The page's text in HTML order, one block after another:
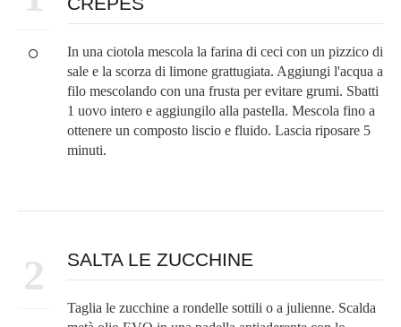
In una ciotola mescola la farina di ceci con un pizzico di
sale e la scorza di limone grattugiata. Aggiungi l'acqua a
filo mescolando con una frusta per evitare grumi. Sbatti
1 uovo intero e aggiungilo alla pastella. Mescola fino a
ottenere un composto liscio e fluido. Lascia riposare 5
minuti.
2 SALTA LE ZUCCHINE
Taglia le zucchine a rondelle sottili o a julienne. Scalda